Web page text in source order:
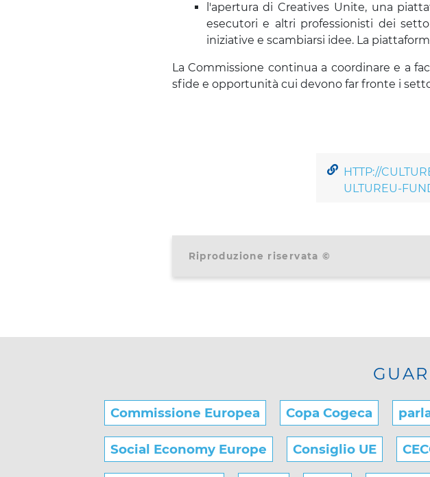
l'apertura di Creatives Unite, una
esecutori e altri professionisti dei
iniziative e scambiarsi idee. La
La Commissione continua a coordinare e a
sfide e opportunità cui devono far fronte i
HTTP://
ULTUREU-
Riproduzione riservata ©
Commissione Europea Copa Cogeca
Social Economy Europe Consiglio UE